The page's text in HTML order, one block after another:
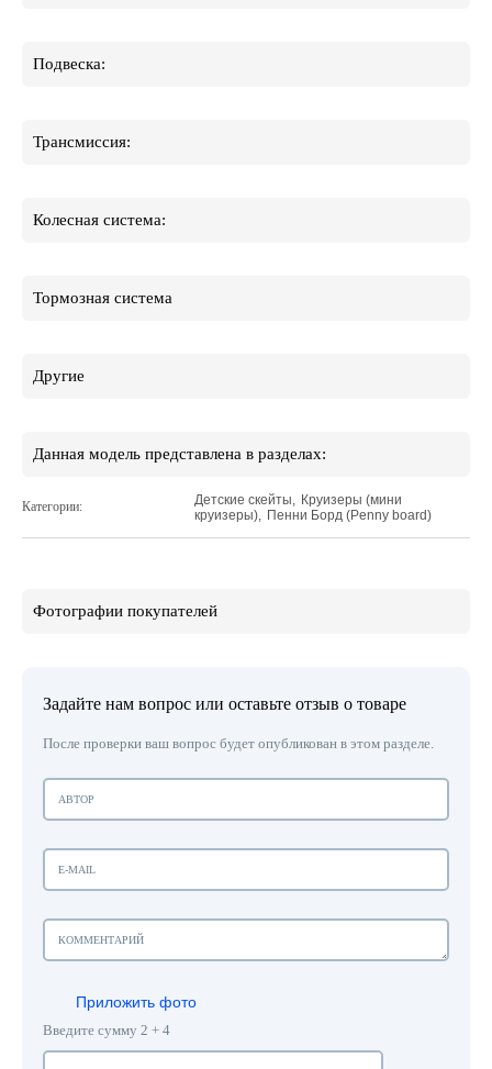
Подвеска:
Трансмиссия:
Колесная система:
Тормозная система
Другие
Данная модель представлена в разделах:
Категории: Детские скейты
Круизеры (мини
круизеры)
Пенни Борд (Penny board)
Фотографии покупателей
Задайте нам вопрос или оставьте отзыв о товаре
После проверки ваш вопрос будет опубликован в этом разделе.
Приложить фото
Введите сумму 2 + 4